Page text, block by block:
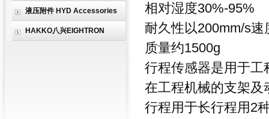
液压附件 HYD Accessories
HAKKO八兴EIGHTRON
相对湿度30%-95%
耐久性以200mm/s
质量约1500g
行程传感器是用于工
在工程机械的支架及
行程用于长行程用2